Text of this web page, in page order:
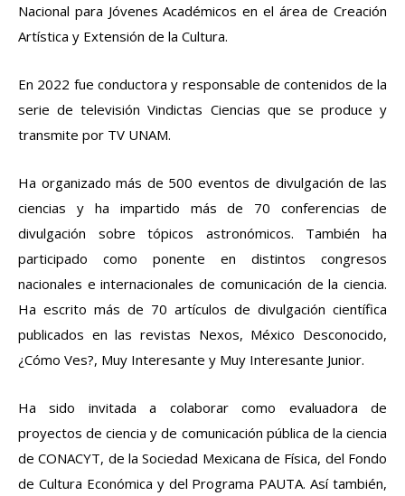
Nacional para Jóvenes Académicos en el área de Creación
Artística y Extensión de la Cultura.
En 2022 fue conductora y responsable de contenidos de la
serie de televisión Vindictas Ciencias que se produce y
transmite por TV UNAM.
Ha organizado más de 500 eventos de divulgación de las
ciencias y ha impartido más de 70 conferencias de
divulgación sobre tópicos astronómicos. También ha
participado como ponente en distintos congresos
nacionales e internacionales de comunicación de la ciencia.
Ha escrito más de 70 artículos de divulgación científica
publicados en las revistas Nexos, México Desconocido,
¿Cómo Ves?, Muy Interesante y Muy Interesante Junior.
Ha sido invitada a colaborar como evaluadora de
proyectos de ciencia y de comunicación pública de la ciencia
de CONACYT, de la Sociedad Mexicana de Física, del Fondo
de Cultura Económica y del Programa PAUTA. Así también,